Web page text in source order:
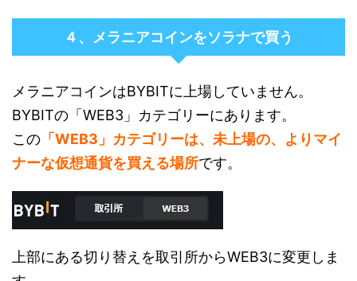
４、メラニアコインをソラナで買う
メラニアコインはBYBITに上場していません。
BYBITの「WEB3」カテゴリーにあります。
この 「WEB3」カテゴリーは、未上場の、よりマイ
ナーな仮想通貨を買える場所です。
上部にある切り替えを取引所からWEB3に変更しま